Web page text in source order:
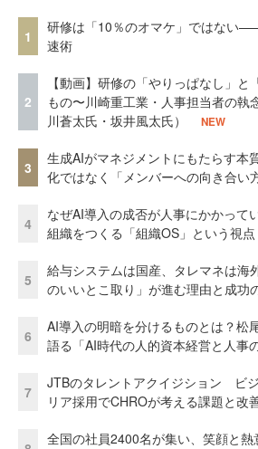
1
研修は「10％のオマケ」ではない
速術
2
【動画】研修の「やりっぱなし」と
もの〜川崎重工業・人事担当者の執
川蒼太氏・坂井風太氏）
NEW
3
生成AIがマネジメントにもたらす本
化ではなく「メンバーへの向き合い
4
なぜAI導入の成否が人事にかかって
組織をつくる「組織OS」という視点
5
給与システムは国産、タレマネは
のいいとこ取り」が進む理由と成功
6
AI導入の明暗を分けるものとは？松
語る「AI時代の人的資本経営と人事
7
JTBのタレントアクイジション ビ
リア採用でCHROが考える課題と改
全国の社員2400名が集い、笑顔と熱